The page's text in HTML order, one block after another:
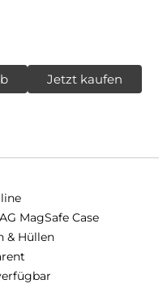
Jetzt kaufen
MagSafe Case
& Hüllen